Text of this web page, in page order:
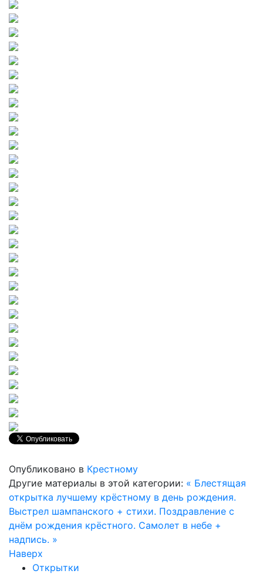
Опубликовано в Крестному
Другие материалы в этой категории: « Блестящая
открытка лучшему крёстному в день рождения.
Выстрел шампанского + стихи. Поздравление с
днём рождения крёстного. Самолет в небе +
надпись. »
Наверх
Открытки